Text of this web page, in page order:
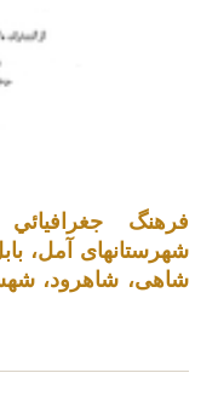
فرهنگ
شهرستانهای آمل،
شاهی، شاهرود،